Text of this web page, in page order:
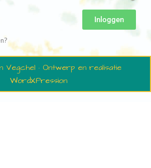
Inloggen
Vegchel · Ontwerp en realisatie
WordXPression